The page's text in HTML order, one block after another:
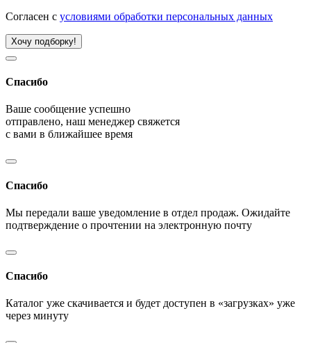
Согласен с условиями обработки персональных данных
Хочу подборку!
Спасибо
Ваше сообщение успешно
отправлено, наш менеджер свяжется
с вами в ближайшее время
Спасибо
Мы передали ваше уведомление в отдел продаж. Ожидайте
подтверждение о прочтении на электронную почту
Спасибо
Каталог уже скачивается и будет доступен в «загрузках» уже
через минуту